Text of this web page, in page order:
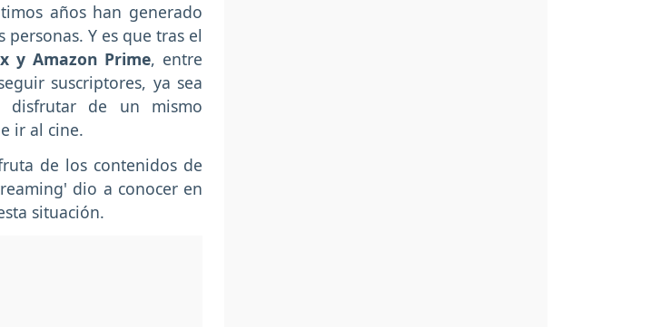
años han generado
Y es que tras el
y Amazon Prime, entre
suscriptores, ya sea
disfrutar de un mismo
ir al cine.
de los contenidos de
dio a conocer en
situación.